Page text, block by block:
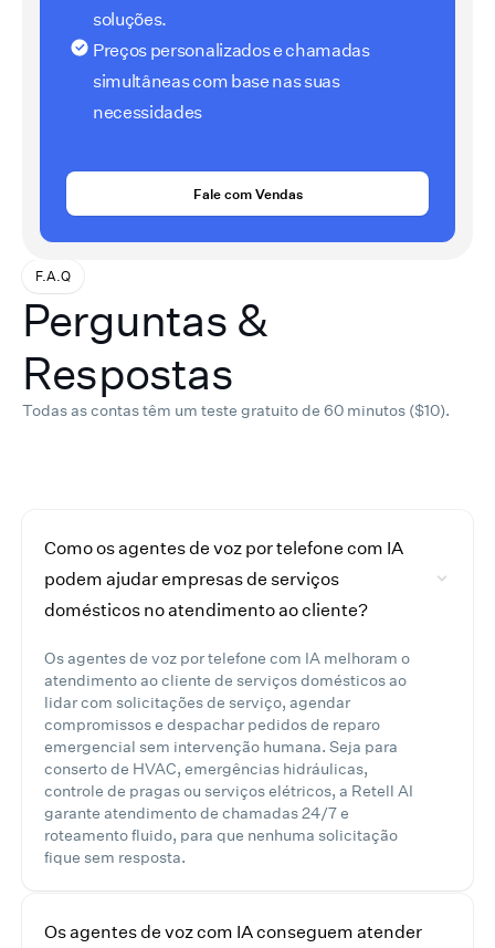
soluções.
Preços personalizados e chamadas
simultâneas com base nas suas
necessidades
Fale com Vendas
F.A.Q
Perguntas &
Respostas
Todas as contas têm um teste gratuito de 60 minutos ($10).
Como os agentes de voz por telefone com IA
podem ajudar empresas de serviços
domésticos no atendimento ao cliente?
Os agentes de voz por telefone com IA melhoram o
atendimento ao cliente de serviços domésticos ao
lidar com solicitações de serviço, agendar
compromissos e despachar pedidos de reparo
emergencial sem intervenção humana. Seja para
conserto de HVAC, emergências hidráulicas,
controle de pragas ou serviços elétricos, a Retell AI
garante atendimento de chamadas 24/7 e
roteamento fluido, para que nenhuma solicitação
fique sem resposta.
Os agentes de voz com IA conseguem atender